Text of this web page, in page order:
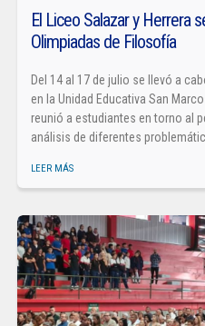
El Liceo Salazar y Herrera
Olimpiadas de Filosofía
Del 14 al 17 de julio se llevó a
en la Unidad Educativa San
reunió a estudiantes en torno al
análisis de diferentes
LEER MÁS